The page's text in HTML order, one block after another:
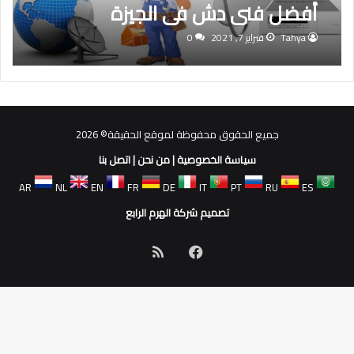
أفضل فنى دش في الجيزة
Tahya فبراير 7, 2021 0
جميع الحقوق محفوظة لموقع الحقيقة© 2026
سياسة الخصوصية|من نحن|اتصل بنا
AR
NL EN FR DE IT PT RU
ES
تصميم شركة الهرم الرابع
فيسبوك
الموقع